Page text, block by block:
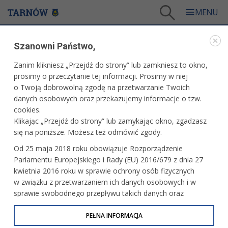
Puchar Tarnowa w koszykówce
WARTO ZOBACZYĆ
PUCHAR TARNOWA W KOSZYKÓWCE
28.05.2025, 13:51 fot. Paweł Topolski
PRZECZYTAJ O WYDARZENIU
Szanowni Państwo,
Zanim klikniesz „Przejdź do strony” lub zamkniesz to okno,
prosimy o przeczytanie tej informacji. Prosimy w niej
o Twoją dobrowolną zgodę na przetwarzanie Twoich
danych osobowych oraz przekazujemy informacje o tzw.
cookies.
Klikając „Przejdź do strony” lub zamykając okno, zgadzasz
się na poniższe. Możesz też odmówić zgody.
Od 25 maja 2018 roku obowiązuje Rozporządzenie
Parlamentu Europejskiego i Rady (EU) 2016/679 z dnia 27
kwietnia 2016 roku w sprawie ochrony osób fizycznych
w związku z przetwarzaniem ich danych osobowych i w
sprawie swobodnego przepływu takich danych oraz
uchylenia dyrektywy 95/46/WE (określane jako RODO, GDPR
lub Ogólne Rozporządzenie o Ochronie Danych
PEŁNA INFORMACJA